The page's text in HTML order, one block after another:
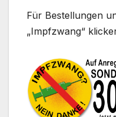
Für Bestellungen
„Impfzwang“